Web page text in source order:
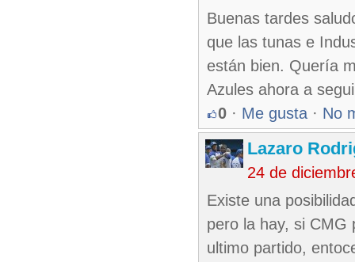
Buenas tardes
que las tunas e
están bien. Quería
Azules ahora a
0 · Me gusta · No
Lazaro
24 de
Existe una
pero la hay, si CMG
ultimo partido,